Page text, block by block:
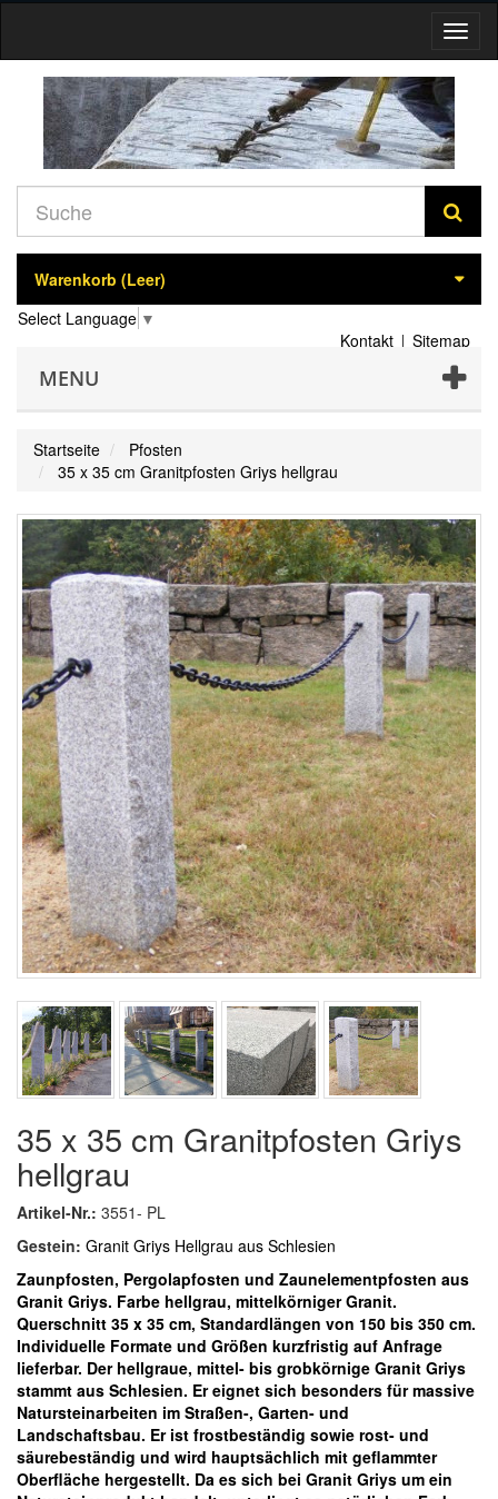
Warenkorb (Leer)
Select Language ▼
Kontakt
Sitemap
MENU
Startseite
Pfosten
35 x 35 cm Granitpfosten Griys hellgrau
35 x 35 cm Granitpfosten Griys
hellgrau
Artikel-Nr.: 3551- PL
Gestein: Granit Griys Hellgrau aus Schlesien
Zaunpfosten, Pergolapfosten und Zaunelementpfosten aus
Granit Griys. Farbe hellgrau, mittelkörniger Granit.
Querschnitt 35 x 35 cm, Standardlängen von 150 bis 350 cm.
Individuelle Formate und Größen kurzfristig auf Anfrage
lieferbar. Der hellgraue, mittel- bis grobkörnige Granit Griys
stammt aus Schlesien. Er eignet sich besonders für massive
Natursteinarbeiten im Straßen-, Garten- und
Landschaftsbau. Er ist frostbeständig sowie rost- und
säurebeständig und wird hauptsächlich mit geflammter
Oberfläche hergestellt. Da es sich bei Granit Griys um ein